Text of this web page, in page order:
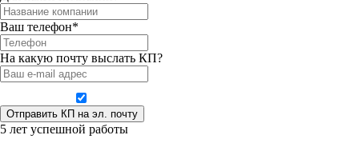
Ваш телефон*
На какую почту выслать КП?
5 лет успешной работы